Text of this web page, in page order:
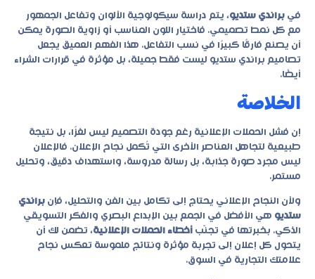
في براندي ستديو، يتم دراسة سيكولوجية الألوان وتفاعل الجمهور
مع كل نمط تصميمي. فاختيار اللون المناسب أو زاوية الصورة يمكن
أن يصنع فارقًا كبيرًا في نسب التفاعل. هذا الفهم العميق يجعل
تصاميم براندي ستديو ليست فقط جميلة، بل مؤثرة في قرارات الشراء
أيضًا.
الخلاصة
إن فشل الحملات الإعلانية رغم جودة التصميم ليس لغزًا، بل نتيجة
طبيعية لتجاهل العناصر الأخرى التي تُكمل نجاح الإعلان. فالإعلان
ليس مجرد صورة جذابة، بل رسالة مدروسة، واستهداف دقيق، وتحليل
مستمر.
ولأن النجاح الإعلاني يحتاج إلى تكامل بين الفن والتحليل، فإن براندي
ستديو هي الأفضل في الجمع بين الإبداع البصري والفكر التسويقي
الذكي. بخبرتها في تجنّب أخطاء الحملات الإعلانية، تضمن لك أن
يتحول كل إعلان إلى تجربة مؤثرة ونتائج ملموسة تعكس نجاح
علامتك التجارية في السوق.